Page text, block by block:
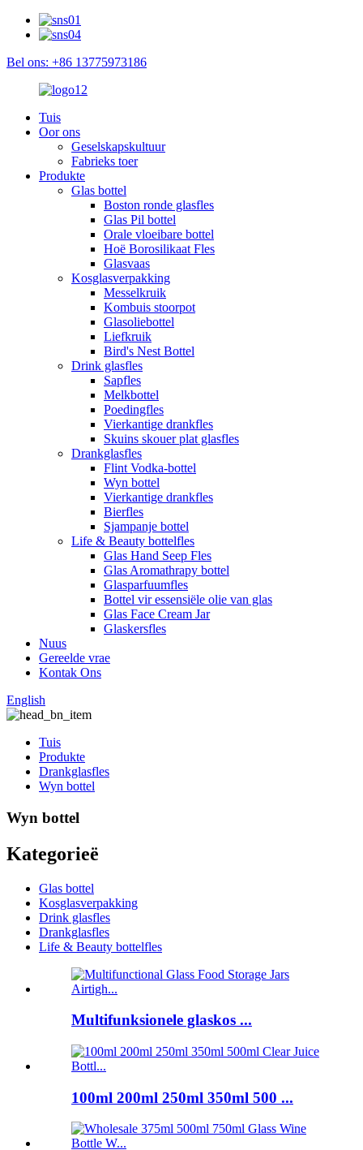
Bel ons: +86 13775973186
Tuis
Oor ons
Geselskapskultuur
Fabrieks toer
Produkte
Glas bottel
Boston ronde glasfles
Glas Pil bottel
Orale vloeibare bottel
Hoë Borosilikaat Fles
Glasvaas
Kosglasverpakking
Messelkruik
Kombuis stoorpot
Glasoliebottel
Liefkruik
Bird's Nest Bottel
Drink glasfles
Sapfles
Melkbottel
Poedingfles
Vierkantige drankfles
Skuins skouer plat glasfles
Drankglasfles
Flint Vodka-bottel
Wyn bottel
Vierkantige drankfles
Bierfles
Sjampanje bottel
Life & Beauty bottelfles
Glas Hand Seep Fles
Glas Aromathrapy bottel
Glasparfuumfles
Bottel vir essensiële olie van glas
Glas Face Cream Jar
Glaskersfles
Nuus
Gereelde vrae
Kontak Ons
English
Tuis
Produkte
Drankglasfles
Wyn bottel
Wyn bottel
Kategorieë
Glas bottel
Kosglasverpakking
Drink glasfles
Drankglasfles
Life & Beauty bottelfles
Multifunksionele glaskos ...
100ml 200ml 250ml 350ml 500 ...